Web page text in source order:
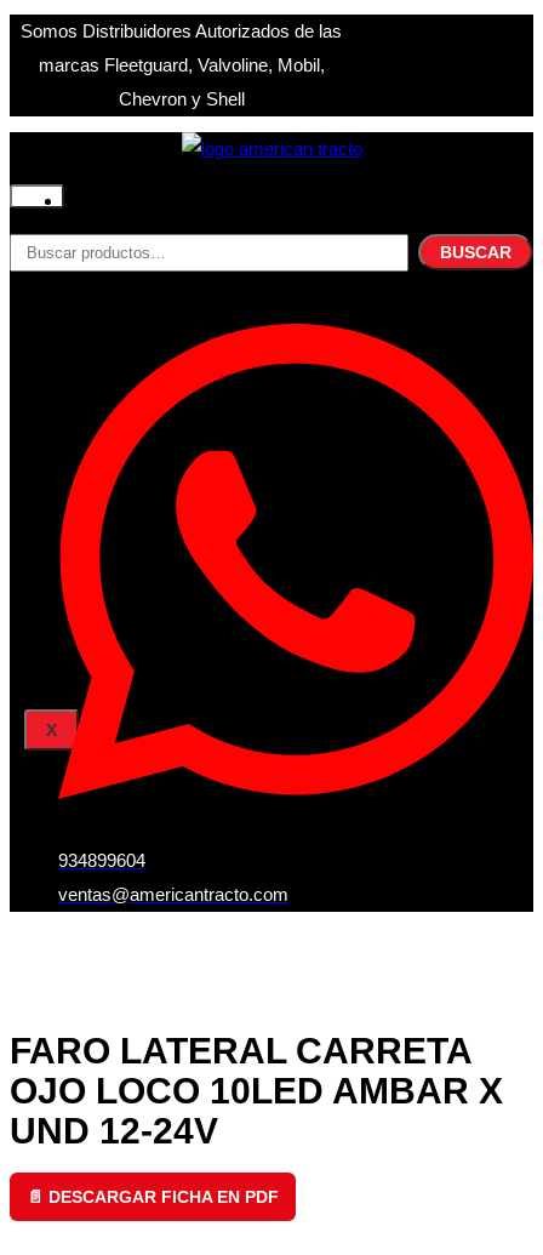
Somos Distribuidores Autorizados de las
marcas Fleetguard, Valvoline, Mobil,
Chevron y Shell
Nosotros
Productos
Refrigerante
Lubricantes
Accesorios
Contacto
Acceder
Iniciar Sesion
Registro
Restablecer la contraseña
X
Buscar
BUSCAR
934899604
ventas@americantracto.com
FARO LATERAL CARRETA
OJO LOCO 10LED AMBAR X
UND 12-24V
📄 DESCARGAR FICHA EN PDF